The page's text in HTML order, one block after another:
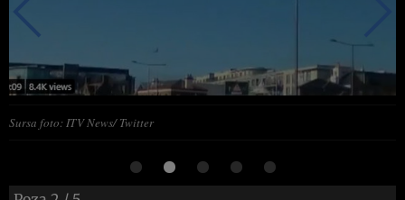
Sursa foto: ITV News/ Twitter